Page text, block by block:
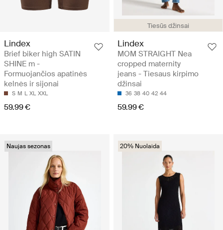
Lindex
Brief biker high SATIN
SHINE m -
Formuojančios apatinės
kelnės ir sijonai
S M L XL XXL
59.99 €
Tiesūs džinsai
Lindex
MOM STRAIGHT Nea
cropped maternity
jeans - Tiesaus kirpimo
džinsai
36 38 40 42 44
59.99 €
Naujas sezonas 20% Nuolaida